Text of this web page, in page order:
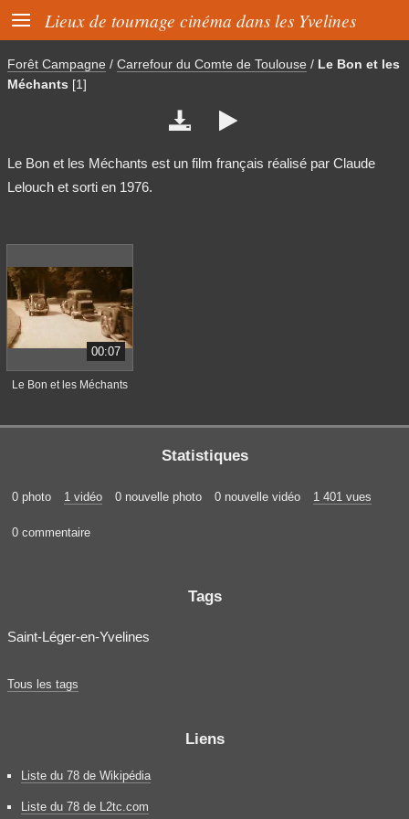
 Lieux de tournage cinéma dans les Yvelines
Forêt Campagne / Carrefour du Comte de Toulouse / Le Bon et les
Méchants [1]
 
Le Bon et les Méchants est un film français réalisé par Claude
Lelouch et sorti en 1976.
00:07
Le Bon et les Méchants
Statistiques
0 photo 1 vidéo 0 nouvelle photo 0 nouvelle vidéo 1 401 vues
0 commentaire
Tags
Saint-Léger-en-Yvelines
Tous les tags
Liens
Liste du 78 de Wikipédia
Liste du 78 de L2tc.com